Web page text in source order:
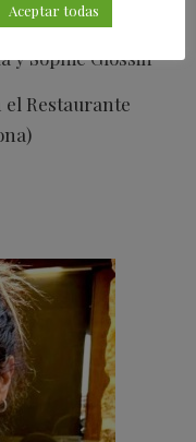
y Sophie Glossin
Restaurante
Aceptar todas